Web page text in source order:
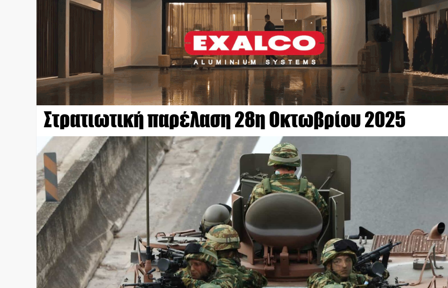
Στρατιωτική παρέλαση 28η Οκτωβρίου 2025